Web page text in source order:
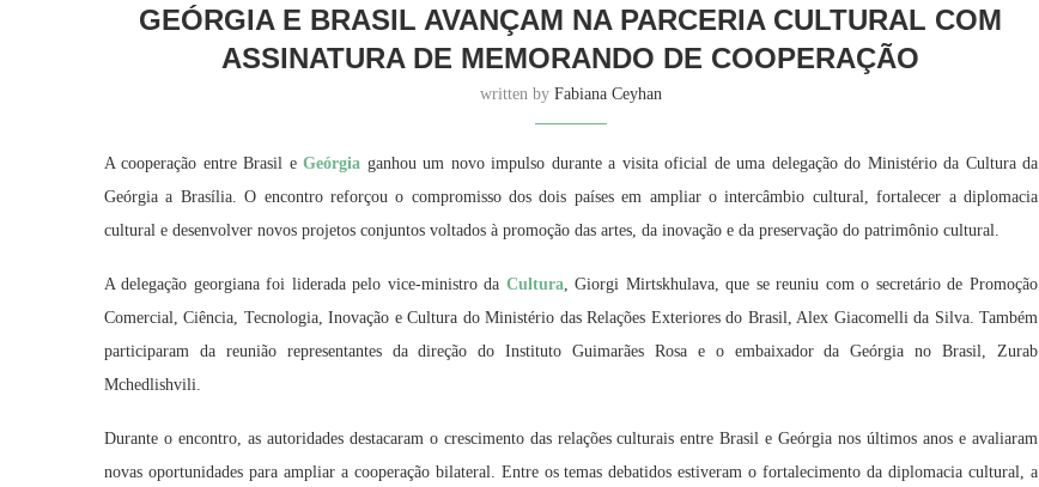
GEÓRGIA E BRASIL AVANÇAM NA PARCERIA CULTURAL COM
ASSINATURA DE MEMORANDO DE COOPERAÇÃO
written by Fabiana Ceyhan
A cooperação entre Brasil eGeórgia ganhou um novo impulso durante a visita oficial de uma delegação do Ministério da Cultura da
Geórgia a Brasília. O encontro reforçou o compromisso dos dois países em ampliar o intercâmbio cultural, fortalecer a diplomacia
cultural e desenvolver novos projetos conjuntos voltados à promoção das artes, da inovação e da preservação do patrimônio cultural.
A delegação georgiana foi liderada pelo vice-ministro da Cultura , Giorgi Mirtskhulava, que se reuniu com o secretário de Promoção
Comercial, Ciência, Tecnologia, Inovação e Cultura do Ministério das Relações Exteriores do Brasil, Alex Giacomelli da Silva. Também
participaram da reunião representantes da direção do Instituto Guimarães Rosa e o embaixador da Geórgia no Brasil, Zurab
Mchedlishvili.
Durante o encontro, as autoridades destacaram o crescimento das relações culturais entre Brasil e Geórgia nos últimos anos e avaliaram
novas oportunidades para ampliar a cooperação bilateral. Entre os temas debatidos estiveram o fortalecimento da diplomacia cultural, a